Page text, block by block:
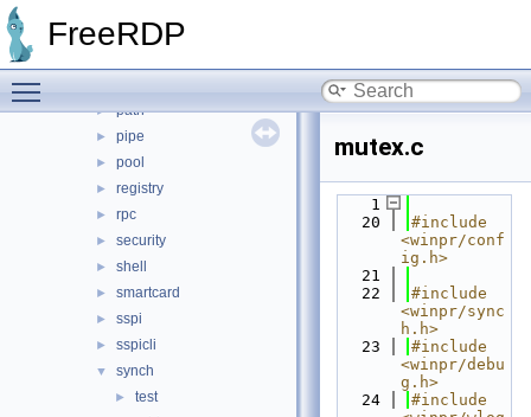
FreeRDP
► memory
► path
► pipe
► pool
► registry
► rpc
► security
► shell
► smartcard
► sspi
► sspicli
▼ synch
►
test
mutex.c
    1
   20
#include
<winpr/conf
ig.h>
   21
   22
#include
<winpr/sync
h.h>
   23
#include
<winpr/debu
g.h>
   24
#include